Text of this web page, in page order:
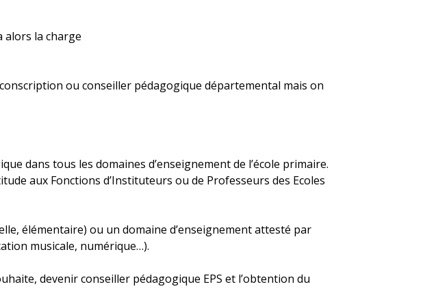
alors la charge
ou conseiller pédagogique départemental mais on
dans tous les domaines d’enseignement de l’école primaire.
aux Fonctions d’Instituteurs ou de Professeurs des Ecoles
élémentaire) ou un domaine d’enseignement attesté par
musicale, numérique…).
devenir conseiller pédagogique EPS et l’obtention du